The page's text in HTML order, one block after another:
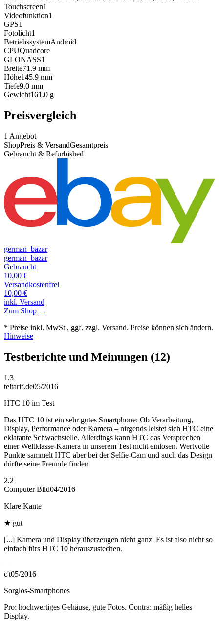
Touchscreen1
Videofunktion1
GPS1
Fotolicht1
BetriebssystemAndroid
CPUQuadcore
GLONASS1
Breite71.9 mm
Höhe145.9 mm
Tiefe9.0 mm
Gewicht161.0 g
Preisvergleich
1 Angebot
ShopPreis & VersandGesamtpreis
Gebraucht & Refurbished
german_bazar
german_bazar
Gebraucht
10,00 €
Versandkostenfrei
10,00 €
inkl. Versand
Zum Shop →
* Preise inkl. MwSt., ggf. zzgl. Versand. Preise können sich ändern.
Hinweise
Testberichte und Meinungen (12)
1.3
teltarif.de05/2016
HTC 10 im Test
Das HTC 10 ist ein sehr gutes Smartphone: Ob Verarbeitung,
Display, Performance oder Kamera – nirgends leistet sich HTC eine
eklatante Schwachstelle. Allerdings kann HTC das Versprechen
einer Weltklasse-Kamera in unserem Test nicht einlösen. Wertvolle
Punkte sammelt HTC aber bei der Selfie-Cam und auch das Design
dürfte seine Freunde finden.
2.2
Computer Bild04/2016
Klare Kante
★ gut
[...] Kamera und Display überzeugen nicht ganz. Es ist also nicht so
einfach fürs HTC 10 herauszustechen.
–
c't05/2016
Sorglos-Smartphones
Pro: hochwertiges Gehäuse, gute Fotos. Contra: mäßig helles
Display.